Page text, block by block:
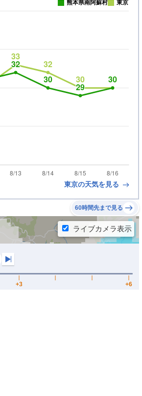
熊本県南阿蘇村
東京
東京の天気を見る
60時間先まで見る